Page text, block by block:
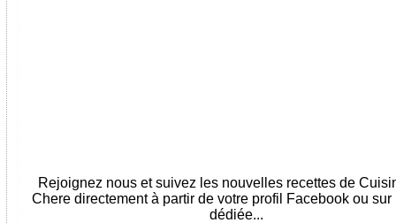
Rejoignez nous et suivez les nouvelles recettes de
Chere directement à partir de votre profil Facebook ou sur
dédiée...